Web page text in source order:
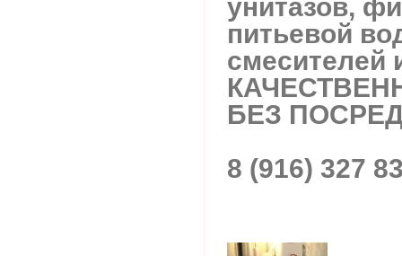
унитазов,
питьевой
смесителей
БЕЗ
8 (916) 327